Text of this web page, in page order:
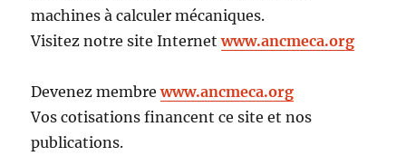
machines à calculer mécaniques.
Visitez notre site Internetwww.ancmeca.org
Devenez membrewww.ancmeca.org
Vos cotisations financent ce site et nos
publications.